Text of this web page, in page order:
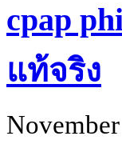
cpap
แท้จริง